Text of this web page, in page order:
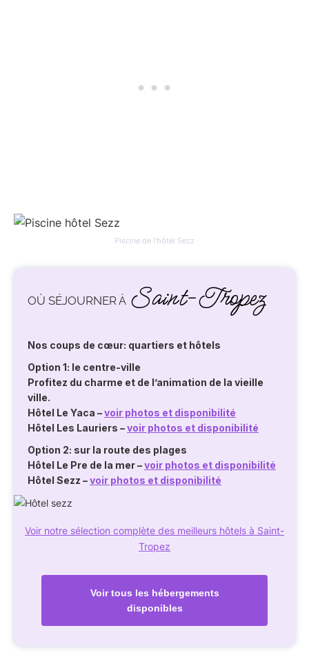
Piscine de l’hôtel Sezz
OÙ SÉJOURNER À Saint-Tropez
Nos coups de cœur: quartiers et hôtels
Option 1: le centre-ville
Profitez du charme et de l’animation de la vieille
ville.
Hôtel Le Yaca –voir photos et disponibilité
Hôtel Les Lauriers –voir photos et disponibilité
Option 2: sur la route des plages
Hôtel Le Pre de la mer–voir photos et disponibilité
Hôtel Sezz –voir photos et disponibilité
Voir notre sélection complète des meilleurs hôtels à Saint-
Tropez
Voir tous les hébergements
disponibles